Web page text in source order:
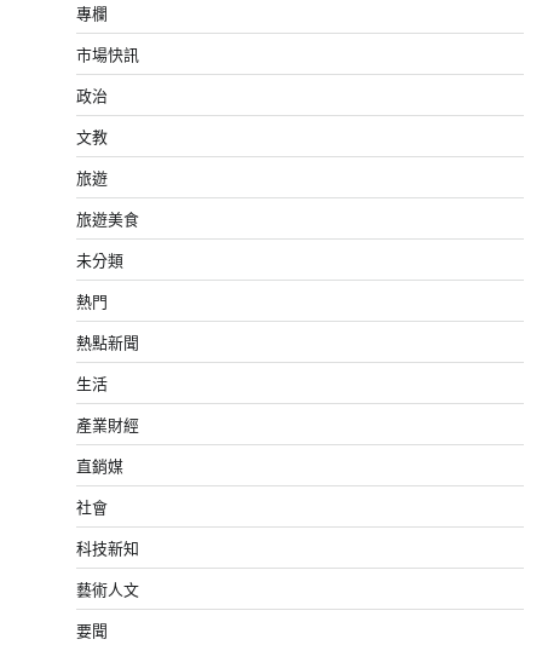
專欄
市場快訊
政治
文教
旅遊
旅遊美食
未分類
熱門
熱點新聞
生活
產業財經
直銷媒
社會
科技新知
藝術人文
要聞